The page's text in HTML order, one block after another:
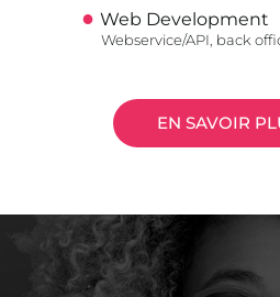
Web Development
Webservice/API, back
EN SAVOIR